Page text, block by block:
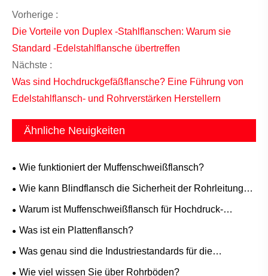
Vorherige :
Die Vorteile von Duplex -Stahlflanschen: Warum sie
Standard -Edelstahlflansche übertreffen
Nächste :
Was sind Hochdruckgefäßflansche? Eine Führung von
Edelstahlflansch- und Rohrverstärken Herstellern
Ähnliche Neuigkeiten
Wie funktioniert der Muffenschweißflansch?
Wie kann Blindflansch die Sicherheit der Rohrleitung
und eine einfache Wartung gewährleisten?
Warum ist Muffenschweißflansch für Hochdruck-
Rohrleitungssysteme unerlässlich?
Was ist ein Plattenflansch?
Was genau sind die Industriestandards für die
Herstellung von Rohlingen?
Wie viel wissen Sie über Rohrböden?